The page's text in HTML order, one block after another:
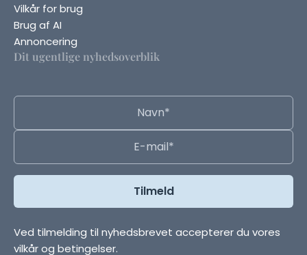
Vilkår for brug
Brug af AI
Annoncering
Dit ugentlige nyhedsoverblik
Ved tilmelding til nyhedsbrevet accepterer du vores
vilkår og betingelser.